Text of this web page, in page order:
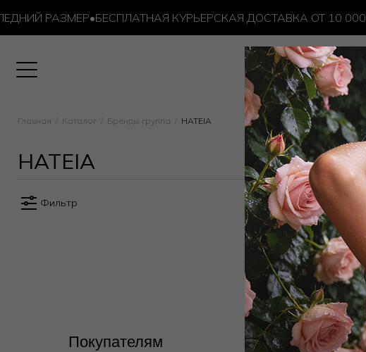
РАЗМЕР•БЕСПЛАТНАЯ КУРЬЕРСКАЯ ДОСТАВКА ОТ 10 000 ₽•
Главная Каталог Бренды группа HATEIA
HATEIA
Фильтр
Покупателям Каталог